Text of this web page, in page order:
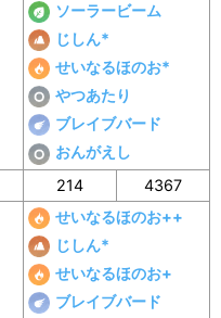
ソーラービーム
じしん*
せいなるほのお*
やつあたり
ブレイブバード
おんがえし
214 4367
せいなるほのお++
じしん*
せいなるほのお+
ブレイブバード